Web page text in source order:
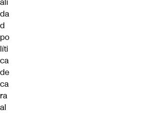
da
d
po
líti
ca
de
ca
ra
al